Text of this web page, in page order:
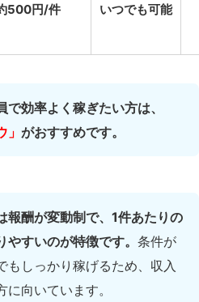
500円/件 いつでも可能
で効率よく稼ぎたい方は、
」 がおすすめです。
報酬が変動制で、1件あたりの
やすいのが特徴です。 条件が
もしっかり稼げるため、収入
に向いています。